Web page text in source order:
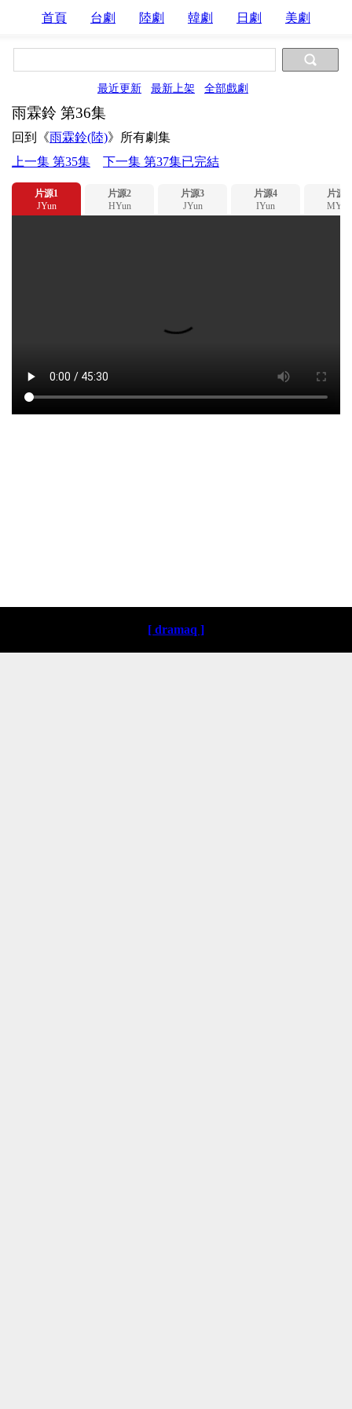
首頁 台劇 陸劇 韓劇 日劇 美劇
最近更新 最新上架 全部戲劇
雨霖鈴 第36集
回到《雨霖鈴(陸)》所有劇集
上一集 第35集
下一集 第37集已完結
片源1
JYun
片源2
HYun
片源3
JYun
片源4
IYun
片源5
MYun
[ dramaq ]